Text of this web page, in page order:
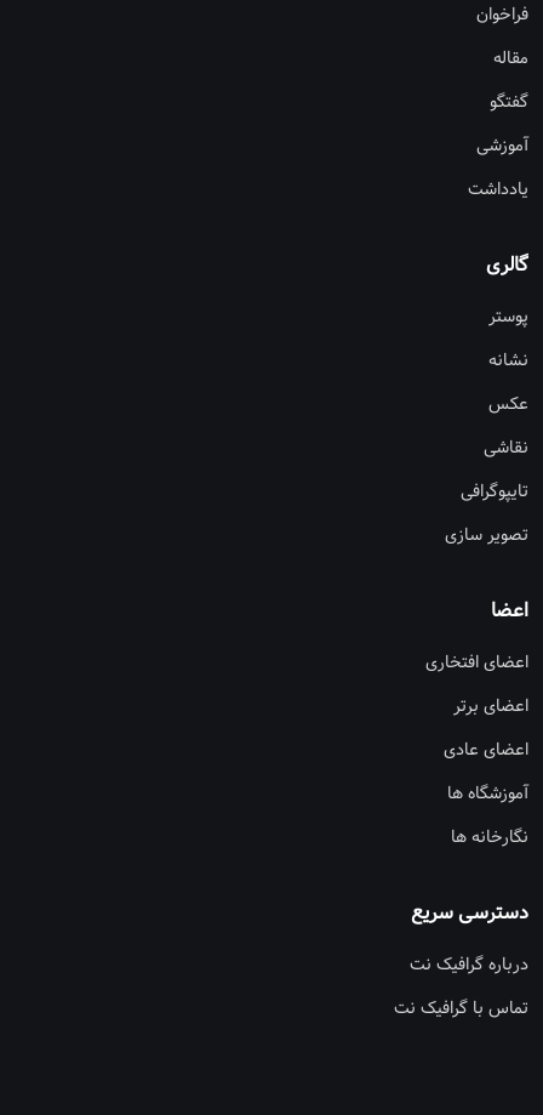
فراخوان
مقاله
گفتگو
آموزشی
یادداشت
گالری
پوستر
نشانه
عکس
نقاشی
تایپوگرافی
تصویر سازی
اعضا
اعضای افتخاری
اعضای برتر
اعضای عادی
آموزشگاه ها
نگارخانه ها
دسترسی سریع
درباره گرافیک نت
تماس با گرافیک نت